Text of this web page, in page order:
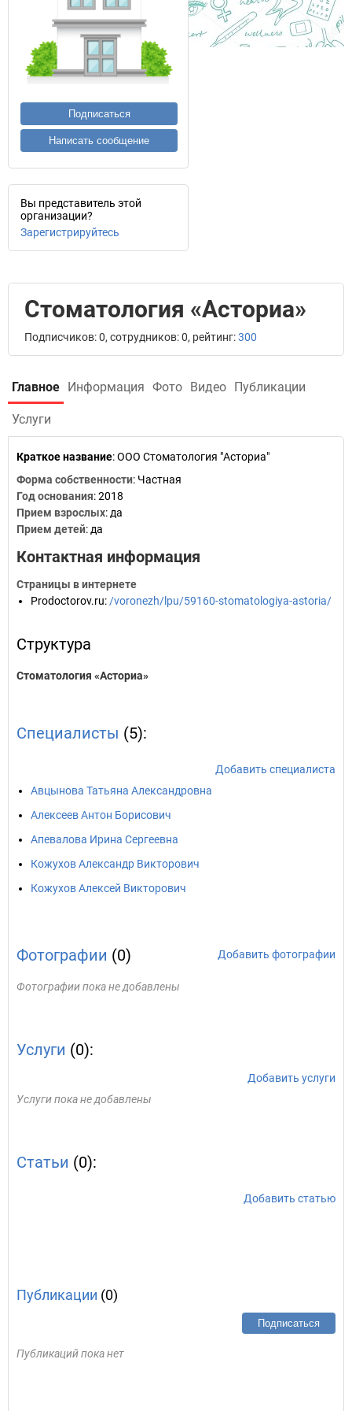
Подписаться
Написать сообщение
Вы представитель этой
организации?
Зарегистрируйтесь
Стоматология «Асториа»
Подписчиков: 0, сотрудников: 0, рейтинг:300
Главное Информация Фото Видео Публикации
Услуги
Краткое название:ООО Стоматология "Асториа"
Форма собственности: Частная
Год основания:2018
Прием взрослых: да
Прием детей: да
Контактная информация
Страницы в интернете
Prodoctorov.ru: /voronezh/lpu/59160-stomatologiya-astoria/
Структура
Стоматология «Асториа»
Специалисты (5):
Добавить специалиста
Авцынова Татьяна Александровна
Алексеев Антон Борисович
Апевалова Ирина Сергеевна
Кожухов Александр Викторович
Кожухов Алексей Викторович
Фотографии (0) Добавить фотографии
Фотографии пока не добавлены
Услуги (0):
Добавить услуги
Услуги пока не добавлены
Статьи (0):
Добавить статью
Публикации (0)
Подписаться
Публикаций пока нет